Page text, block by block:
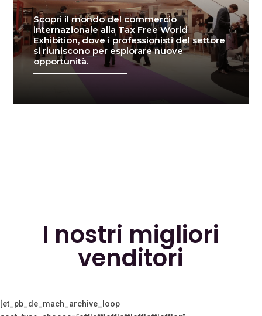
Scopri il mondo del commercio
internazionale alla Tax Free World
Exhibition, dove i professionisti del settore
si riuniscono per esplorare nuove
opportunità.
I nostri migliori
venditori
[et_pb_de_mach_archive_loop